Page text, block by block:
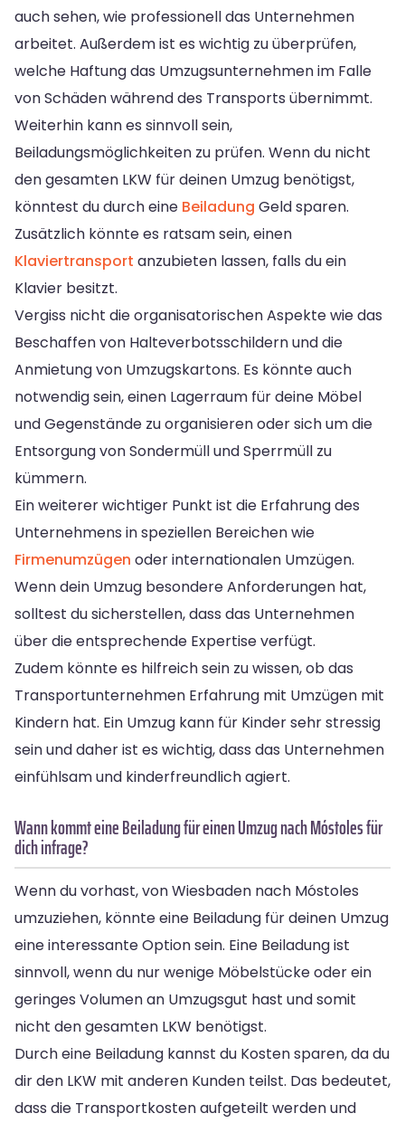
auch sehen, wie professionell das Unternehmen
arbeitet. Außerdem ist es wichtig zu überprüfen,
welche Haftung das Umzugsunternehmen im Falle
von Schäden während des Transports übernimmt.
Weiterhin kann es sinnvoll sein,
Beiladungsmöglichkeiten zu prüfen. Wenn du nicht
den gesamten LKW für deinen Umzug benötigst,
könntest du durch eine Beiladung Geld sparen.
Zusätzlich könnte es ratsam sein, einen
Klaviertransport anzubieten lassen, falls du ein
Klavier besitzt.
Vergiss nicht die organisatorischen Aspekte wie das
Beschaffen von Halteverbotsschildern und die
Anmietung von Umzugskartons. Es könnte auch
notwendig sein, einen Lagerraum für deine Möbel
und Gegenstände zu organisieren oder sich um die
Entsorgung von Sondermüll und Sperrmüll zu
kümmern.
Ein weiterer wichtiger Punkt ist die Erfahrung des
Unternehmens in speziellen Bereichen wie
Firmenumzügen oder internationalen Umzügen.
Wenn dein Umzug besondere Anforderungen hat,
solltest du sicherstellen, dass das Unternehmen
über die entsprechende Expertise verfügt.
Zudem könnte es hilfreich sein zu wissen, ob das
Transportunternehmen Erfahrung mit Umzügen mit
Kindern hat. Ein Umzug kann für Kinder sehr stressig
sein und daher ist es wichtig, dass das Unternehmen
einfühlsam und kinderfreundlich agiert.
Wann kommt eine Beiladung für einen Umzug nach Móstoles für
dich infrage?
Wenn du vorhast, von Wiesbaden nach Móstoles
umzuziehen, könnte eine Beiladung für deinen Umzug
eine interessante Option sein. Eine Beiladung ist
sinnvoll, wenn du nur wenige Möbelstücke oder ein
geringes Volumen an Umzugsgut hast und somit
nicht den gesamten LKW benötigst.
Durch eine Beiladung kannst du Kosten sparen, da du
dir den LKW mit anderen Kunden teilst. Das bedeutet,
dass die Transportkosten aufgeteilt werden und